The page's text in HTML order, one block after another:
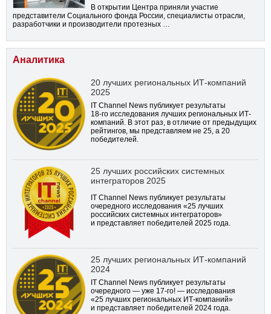
В открытии Центра приняли участие
представители Социального фонда России, специалисты отрасли,
разработчики и производители протезных …
Аналитика
20 лучших региональных ИТ-компаний
2025
IT Channel News публикует результаты
18-го исследования лучших региональных ИТ-
компаний. В этот раз, в отличие от предыдущих
рейтингов, мы представляем не 25, а 20
победителей.
25 лучших российских системных
интеграторов 2025
IT Channel News публикует результаты
очередного исследования «25 лучших
российских системных интеграторов»
и представляет победителей 2025 года.
25 лучших региональных ИТ-компаний
2024
IT Channel News публикует результаты
очередного — уже 17-го! — исследования
«25 лучших региональных ИТ-компаний»
и представляет победителей 2024 года.